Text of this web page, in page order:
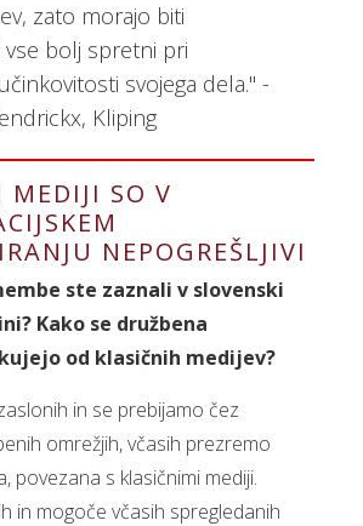
zato morajo biti
bolj spretni pri
svojega dela." -
Kliping
MEDIJI SO V
NEPOGREŠLJIVI
ste zaznali v slovenski
Kako se družbena
od klasičnih medijev?
in se prebijamo čez
omrežjih, včasih prezremo
povezana s klasičnimi mediji.
in mogoče včasih spregledanih